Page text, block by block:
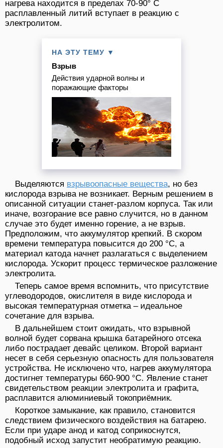
нагрева находится в пределах 70-90° С
расплавленный литий вступает в реакцию с
электролитом.
НА ЭТУ ТЕМУ ▼
Взрыв
Действия ударной волны и
поражающие факторы
Выделяются взрывоопасные вещества, но без
кислорода взрыва не возникает. Верным решением в
описанной ситуации станет-разлом корпуса. Так или
иначе, возгорание все равно случится, но в данном
случае это будет именно горение, а не взрыв.
Предположим, что аккумулятор крепкий. В скором
времени температура повысится до 200 °С, а
материал катода начнет разлагаться с выделением
кислорода. Ускорит процесс термическое разложение
электролита.
Теперь самое время вспомнить, что присутствие
углеводородов, окислителя в виде кислорода и
высокая температурная отметка – идеальное
сочетание для взрыва.
В дальнейшем стоит ожидать, что взрывной
волной будет сорвана крышка батарейного отсека
либо пострадает девайс целиком. Второй вариант
несет в себя серьезную опасность для пользователя
устройства. Не исключено что, нагрев аккумулятора
достигнет температуры 660-900 °С. Явление станет
свидетельством реакции электролита и графита,
расплавится алюминиевый токоприёмник.
Короткое замыкание, как правило, становится
следствием физического воздействия на батарею.
Если при ударе анод и катод соприкоснутся,
подобный исход запустит необратимую реакцию.